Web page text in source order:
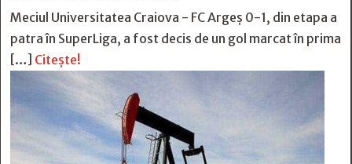
Meciul Universitatea Craiova - FC Argeș 0-1, din etapa a
patra în SuperLiga, a fost decis de un gol marcat în prima
[…] Citește!